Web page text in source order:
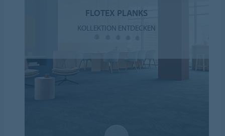
FLOTEX PLANKS
KOLLEKTION ENTDECKEN